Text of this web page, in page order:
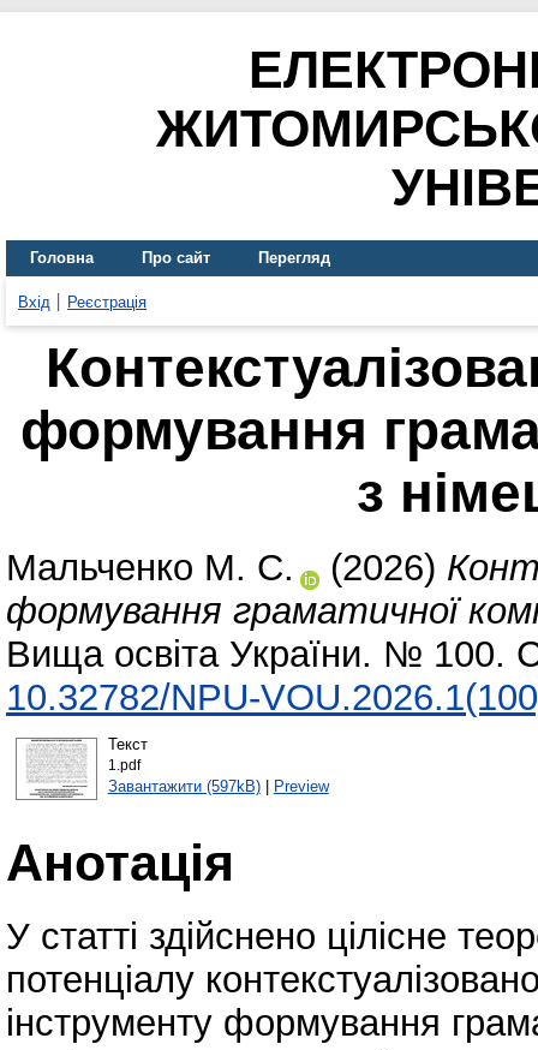
Головна Про сайт Перегляд
Вхід Реєстрація
формування
з
Мальченко М. С. (2026)
формування граматичної
Вища освіта України. № 100.
10.32782/NPU-
Текст
1.pdf
Завантажити (597kB)| Preview
Анотація
У статті здійснено цілісне
потенціалу
інструменту формування